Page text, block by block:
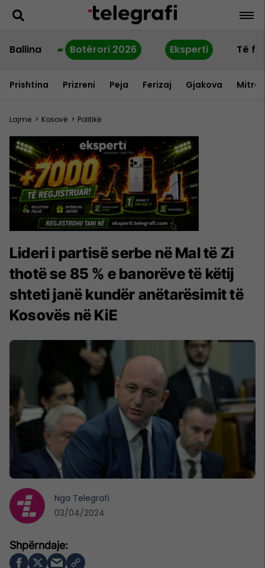
Ballina Botërori 2026 Eksperti Të
Prishtina Prizreni Peja Ferizaj Gjakova
Lajme > Kosovë > Politikë
Lideri i partisë serbe në Mal të Zi
thotë se 85 % e banorëve të këtij
shteti janë kundër anëtarësimit të
Kosovës në KiE
Nga Telegrafi
03/04/2024